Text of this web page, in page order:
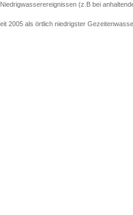
(z.B bei
2005 als örtlich niedrigster